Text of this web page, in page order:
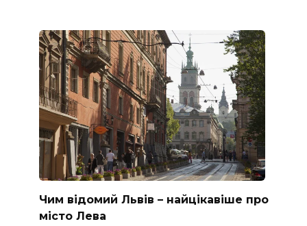
Чим відомий Львів – найцікавіше про
місто Лева